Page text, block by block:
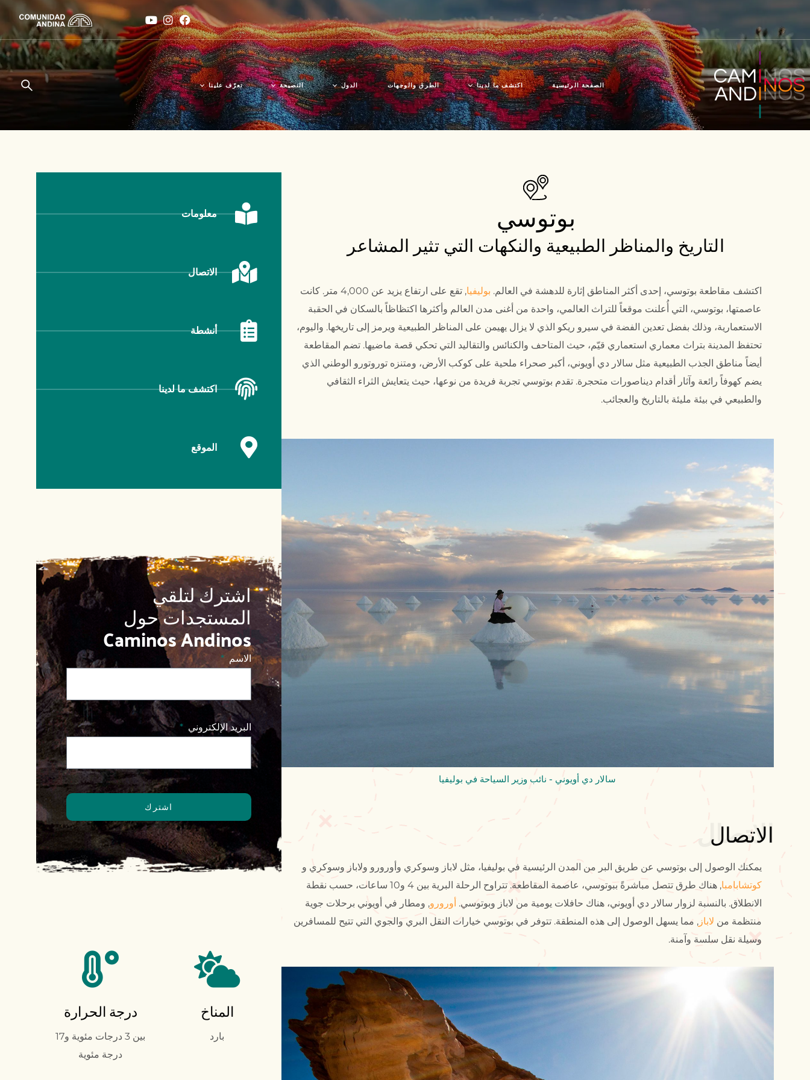
الصفحة الرئيسية اكتشف ما لدينا
الثقافة
فن الطهي
الطرق والوجهات الدول
بوليفيا
النصيحة
قبل السفر
تعرّف علينا
من نحن؟
بوتوسي
التاريخ والمناظر الطبيعية والنكهات التي تثير المشاعر
اكتشف مقاطعة بوتوسي، إحدى أكثر المناطق إثارة للدهشة في العالم. بوليفيا
, تقع على ارتفاع يزيد عن 4,000 متر. كانت
عاصمتها، بوتوسي، التي أُعلنت موقعاً للتراث العالمي، واحدة من أغنى مدن العالم وأكثرها اكتظاظاً بالسكان في الحقبة
الاستعمارية، وذلك بفضل تعدين الفضة في سيرو ريكو الذي لا يزال يهيمن على المناظر الطبيعية ويرمز إلى تاريخها. واليوم،
تحتفظ المدينة بتراث معماري استعماري قيّم، حيث المتاحف والكنائس والتقاليد التي تحكي قصة ماضيها. تضم المقاطعة
أيضاً مناطق الجذب الطبيعية مثل سالار دي أويوني، أكبر صحراء ملحية على كوكب الأرض، ومتنزه توروتورو الوطني الذي
يضم كهوفاً رائعة وآثار أقدام ديناصورات متحجرة. تقدم بوتوسي تجربة فريدة من نوعها، حيث يتعايش الثراء الثقافي
والطبيعي في بيئة مليئة بالتاريخ والعجائب.
سالار دي أويوني - نائب وزير السياحة في بوليفيا
الاتصال
الاتصال
يمكنك الوصول إلى بوتوسي عن طريق البر من المدن الرئيسية في بوليفيا، مثل لاباز وسوكري وأورورو ولاباز وسوكري و
كوتشابامبا
, هناك طرق تتصل مباشرةً ببوتوسي، عاصمة المقاطعة. تتراوح الرحلة البرية بين 4 و10 ساعات، حسب نقطة
الانطلاق. بالنسبة لزوار سالار دي أويوني، هناك حافلات يومية من لاباز وبوتوسي. أورورو, ومطار في أويوني برحلات جوية
منتظمة من لاباز , مما يسهل الوصول إلى هذه المنطقة. تتوفر في بوتوسي خيارات النقل البري والجوي التي تتيح للمسافرين
وسيلة نقل سلسة وآمنة.
معلومات
الاتصال
أنشطة
اكتشف ما لدينا
الموقع
اشترك لتلقي
المستجدات حول
Caminos Andinos
الاسم
البريد الإلكتروني
اشترك
درجة الحرارة
بين 3 درجات مئوية و17
درجة مئوية
المناخ
بارد